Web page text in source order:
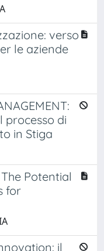
verso
le aziende
processo di
in Stiga
Potential
for
il